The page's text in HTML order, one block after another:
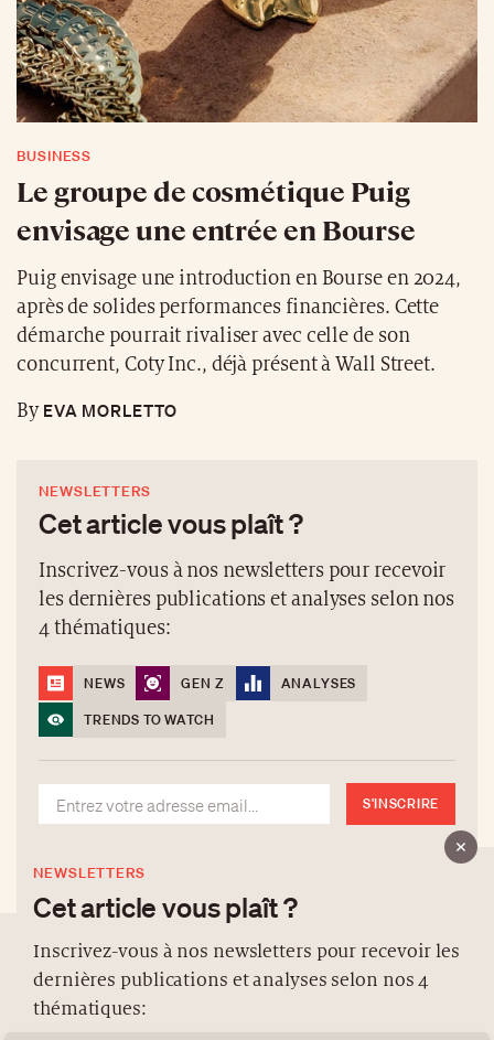
BUSINESS
Le groupe de cosmétique Puig
envisage une entrée en Bourse
Puig envisage une introduction en Bourse en 2024,
après de solides performances financières. Cette
démarche pourrait rivaliser avec celle de son
concurrent, Coty Inc., déjà présent à Wall Street.
ByEVA MORLETTO
NEWSLETTERS
Cet article vous plaît ?
Inscrivez-vous à nos newsletters pour recevoir
les dernières publications et analyses selon nos
4 thématiques:
NEWS GEN Z
ANALYSES
TRENDS TO WATCH
S'INSCRIRE
NEWSLETTERS
Cet article vous plaît ?
Inscrivez-vous à nos newsletters pour recevoir les
dernières publications et analyses selon nos 4
thématiques:
À PROPOS